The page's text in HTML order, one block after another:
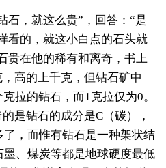
石，就这么贵”，回答：“是
看的，就这小白点的石头就
贵在他的稀有和离奇，书上
高的上千克，但钻石矿中
拉的钻石，而1克拉仅为0。
是钻石的成分是C（碳），
，而惟有钻石是一种架状结
、煤炭等都是地球硬度最低